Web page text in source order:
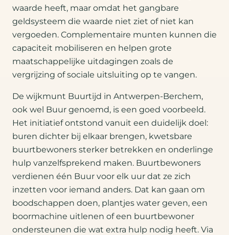
waarde heeft, maar omdat het gangbare
geldsysteem die waarde niet ziet of niet kan
vergoeden. Complementaire munten kunnen die
capaciteit mobiliseren en helpen grote
maatschappelijke uitdagingen zoals de
vergrijzing of sociale uitsluiting op te vangen.
De wijkmunt Buurtijd in Antwerpen-Berchem,
ook wel Buur genoemd, is een goed voorbeeld.
Het initiatief ontstond vanuit een duidelijk doel:
buren dichter bij elkaar brengen, kwetsbare
buurtbewoners sterker betrekken en onderlinge
hulp vanzelfsprekend maken. Buurtbewoners
verdienen één Buur voor elk uur dat ze zich
inzetten voor iemand anders. Dat kan gaan om
boodschappen doen, plantjes water geven, een
boormachine uitlenen of een buurtbewoner
ondersteunen die wat extra hulp nodig heeft. Via